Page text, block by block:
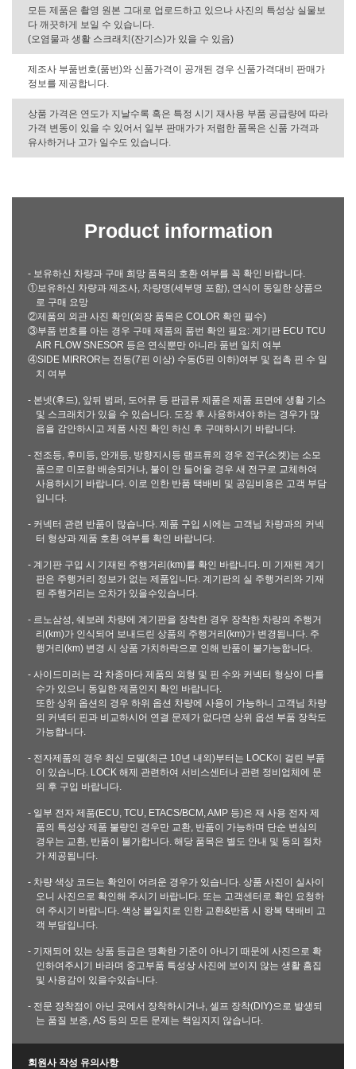
모든 제품은 촬영 원본 그대로 업로드하고 있으나 사진의 특성상 실물보
다 깨끗하게 보일 수 있습니다.
(오염물과 생활 스크래치(잔기스)가 있을 수 있음)
제조사 부품번호(품번)와 신품가격이 공개된 경우 신품가격대비 판매가
정보를 제공합니다.
상품 가격은 연도가 지날수록 혹은 특정 시기 재사용 부품 공급량에 따라
가격 변동이 있을 수 있어서 일부 판매가가 저렴한 품목은 신품 가격과
유사하거나 고가 일수도 있습니다.
Product information
- 보유하신 차량과 구매 희망 품목의 호환 여부를 꼭 확인 바랍니다.
①보유하신 차량과 제조사, 차량명(세부명 포함), 연식이 동일한 상품으
로 구매 요망
②제품의 외관 사진 확인(외장 품목은 COLOR 확인 필수)
③부품 번호를 아는 경우 구매 제품의 품번 확인 필요: 계기판 ECU TCU
AIR FLOW SNESOR 등은 연식뿐만 아니라 품번 일치 여부
④SIDE MIRROR는 전동(7핀 이상) 수동(5핀 이하)여부 및 접촉 핀 수 일
치 여부
- 본넷(후드), 앞뒤 범퍼, 도어류 등 판금류 제품은 제품 표면에 생활 기스
및 스크래치가 있을 수 있습니다. 도장 후 사용하셔야 하는 경우가 많
음을 감안하시고 제품 사진 확인 하신 후 구매하시기 바랍니다.
- 전조등, 후미등, 안개등, 방향지시등 램프류의 경우 전구(소켓)는 소모
품으로 미포함 배송되거나, 불이 안 들어올 경우 새 전구로 교체하여
사용하시기 바랍니다. 이로 인한 반품 택배비 및 공임비용은 고객 부담
입니다.
- 커넥터 관련 반품이 많습니다. 제품 구입 시에는 고객님 차량과의 커넥
터 형상과 제품 호환 여부를 확인 바랍니다.
- 계기판 구입 시 기재된 주행거리(km)를 확인 바랍니다. 미 기재된 계기
판은 주행거리 정보가 없는 제품입니다. 계기판의 실 주행거리와 기재
된 주행거리는 오차가 있을수있습니다.
- 르노삼성, 쉐보레 차량에 계기판을 장착한 경우 장착한 차량의 주행거
리(km)가 인식되어 보내드린 상품의 주행거리(km)가 변경됩니다. 주
행거리(km) 변경 시 상품 가치하락으로 인해 반품이 불가능합니다.
- 사이드미러는 각 차종마다 제품의 외형 및 핀 수와 커넥터 형상이 다를
수가 있으니 동일한 제품인지 확인 바랍니다.
또한 상위 옵션의 경우 하위 옵션 차량에 사용이 가능하니 고객님 차량
의 커넥터 핀과 비교하시어 연결 문제가 없다면 상위 옵션 부품 장착도
가능합니다.
- 전자제품의 경우 최신 모델(최근 10년 내외)부터는 LOCK이 걸린 부품
이 있습니다. LOCK 해제 관련하여 서비스센터나 관련 정비업체에 문
의 후 구입 바랍니다.
- 일부 전자 제품(ECU, TCU, ETACS/BCM, AMP 등)은 재 사용 전자 제
품의 특성상 제품 불량인 경우만 교환, 반품이 가능하며 단순 변심의
경우는 교환, 반품이 불가합니다. 해당 품목은 별도 안내 및 동의 절차
가 제공됩니다.
- 차량 색상 코드는 확인이 어려운 경우가 있습니다. 상품 사진이 실사이
오니 사진으로 확인해 주시기 바랍니다. 또는 고객센터로 확인 요청하
여 주시기 바랍니다. 색상 불일치로 인한 교환&반품 시 왕복 택배비 고
객 부담입니다.
- 기재되어 있는 상품 등급은 명확한 기준이 아니기 때문에 사진으로 확
인하여주시기 바라며 중고부품 특성상 사진에 보이지 않는 생활 흠집
및 사용감이 있을수있습니다.
- 전문 장착점이 아닌 곳에서 장착하시거나, 셀프 장착(DIY)으로 발생되
는 품질 보증, AS 등의 모든 문제는 책임지지 않습니다.
회원사 작성 유의사항